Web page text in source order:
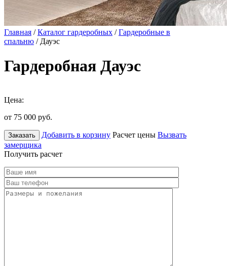
Главная /Каталог гардеробных /Гардеробные в
спальню / Дауэс
Гардеробная Дауэс
Цена:
от 75 000 руб.
Заказать Добавить в корзину Расчет цены Вызвать
замерщика
Получить расчет